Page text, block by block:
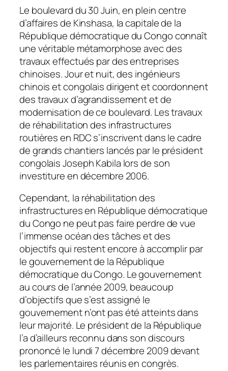
Le boulevard du 30 Juin, en plein centre
d’affaires de Kinshasa, la capitale de la
République démocratique du Congo connaît
une véritable métamorphose avec des
travaux effectués par des entreprises
chinoises. Jour et nuit, des ingénieurs
chinois et congolais dirigent et coordonnent
des travaux d’agrandissement et de
modernisation de ce boulevard. Les travaux
de réhabilitation des infrastructures
routières en RDC s’inscrivent dans le cadre
de grands chantiers lancés par le président
congolais Joseph Kabila lors de son
investiture en décembre 2006.
Cependant, la réhabilitation des
infrastructures en République démocratique
du Congo ne peut pas faire perdre de vue
l’immense océan des tâches et des
objectifs qui restent encore à accomplir par
le gouvernement de la République
démocratique du Congo. Le gouvernement
au cours de l’année 2009, beaucoup
d’objectifs que s’est assigné le
gouvernement n’ont pas été atteints dans
leur majorité. Le président de la République
l’a d’ailleurs reconnu dans son discours
prononcé le lundi 7 décembre 2009 devant
les parlementaires réunis en congrès.